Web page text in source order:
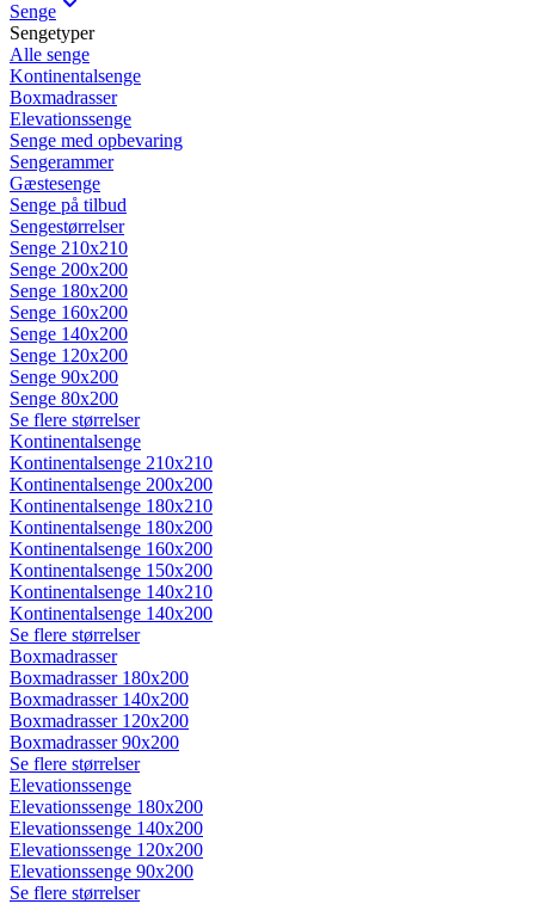
Senge
Sengetyper
Alle senge
Kontinentalsenge
Boxmadrasser
Elevationssenge
Senge med opbevaring
Sengerammer
Gæstesenge
Senge på tilbud
Sengestørrelser
Senge 210x210
Senge 200x200
Senge 180x200
Senge 160x200
Senge 140x200
Senge 120x200
Senge 90x200
Senge 80x200
Se flere størrelser
Kontinentalsenge
Kontinentalsenge 210x210
Kontinentalsenge 200x200
Kontinentalsenge 180x210
Kontinentalsenge 180x200
Kontinentalsenge 160x200
Kontinentalsenge 150x200
Kontinentalsenge 140x210
Kontinentalsenge 140x200
Se flere størrelser
Boxmadrasser
Boxmadrasser 180x200
Boxmadrasser 140x200
Boxmadrasser 120x200
Boxmadrasser 90x200
Se flere størrelser
Elevationssenge
Elevationssenge 180x200
Elevationssenge 140x200
Elevationssenge 120x200
Elevationssenge 90x200
Se flere størrelser